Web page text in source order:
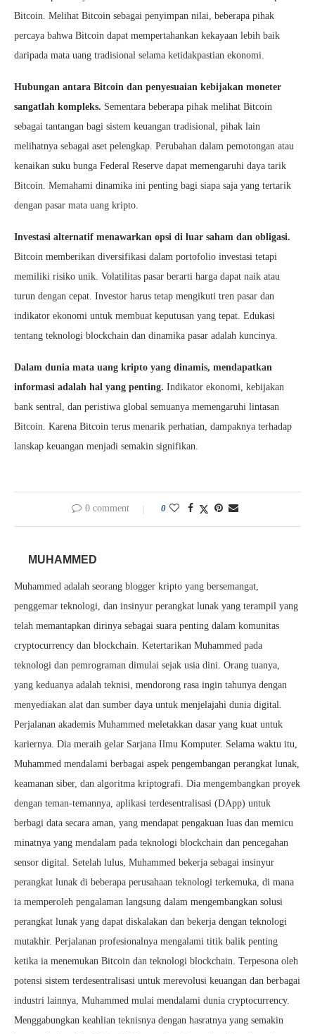
Bitcoin. Melihat Bitcoin sebagai penyimpan nilai, beberapa pihak
percaya bahwa Bitcoin dapat mempertahankan kekayaan lebih baik
daripada mata uang tradisional selama ketidakpastian ekonomi.
Hubungan antara Bitcoin dan penyesuaian kebijakan moneter
sangatlah kompleks. Sementara beberapa pihak melihat Bitcoin
sebagai tantangan bagi sistem keuangan tradisional, pihak lain
melihatnya sebagai aset pelengkap. Perubahan dalam pemotongan atau
kenaikan suku bunga Federal Reserve dapat memengaruhi daya tarik
Bitcoin. Memahami dinamika ini penting bagi siapa saja yang tertarik
dengan pasar mata uang kripto.
Investasi alternatif menawarkan opsi di luar saham dan obligasi.
Bitcoin memberikan diversifikasi dalam portofolio investasi tetapi
memiliki risiko unik. Volatilitas pasar berarti harga dapat naik atau
turun dengan cepat. Investor harus tetap mengikuti tren pasar dan
indikator ekonomi untuk membuat keputusan yang tepat. Edukasi
tentang teknologi blockchain dan dinamika pasar adalah kuncinya.
Dalam dunia mata uang kripto yang dinamis, mendapatkan
informasi adalah hal yang penting. Indikator ekonomi, kebijakan
bank sentral, dan peristiwa global semuanya memengaruhi lintasan
Bitcoin. Karena Bitcoin terus menarik perhatian, dampaknya terhadap
lanskap keuangan menjadi semakin signifikan.
0 comment 0
MUHAMMED
Muhammed adalah seorang blogger kripto yang bersemangat,
penggemar teknologi, dan insinyur perangkat lunak yang terampil yang
telah memantapkan dirinya sebagai suara penting dalam komunitas
cryptocurrency dan blockchain. Ketertarikan Muhammed pada
teknologi dan pemrograman dimulai sejak usia dini. Orang tuanya,
yang keduanya adalah teknisi, mendorong rasa ingin tahunya dengan
menyediakan alat dan sumber daya untuk menjelajahi dunia digital.
Perjalanan akademis Muhammed meletakkan dasar yang kuat untuk
kariernya. Dia meraih gelar Sarjana Ilmu Komputer. Selama waktu itu,
Muhammed mendalami berbagai aspek pengembangan perangkat lunak,
keamanan siber, dan algoritma kriptografi. Dia mengembangkan proyek
dengan teman-temannya, aplikasi terdesentralisasi (DApp) untuk
berbagi data secara aman, yang mendapat pengakuan luas dan memicu
minatnya yang mendalam pada teknologi blockchain dan pencegahan
sensor digital. Setelah lulus, Muhammed bekerja sebagai insinyur
perangkat lunak di beberapa perusahaan teknologi terkemuka, di mana
ia memperoleh pengalaman langsung dalam mengembangkan solusi
perangkat lunak yang dapat diskalakan dan bekerja dengan teknologi
mutakhir. Perjalanan profesionalnya mengalami titik balik penting
ketika ia menemukan Bitcoin dan teknologi blockchain. Terpesona oleh
potensi sistem terdesentralisasi untuk merevolusi keuangan dan berbagai
industri lainnya, Muhammed mulai mendalami dunia cryptocurrency.
Menggabungkan keahlian teknisnya dengan hasratnya yang semakin